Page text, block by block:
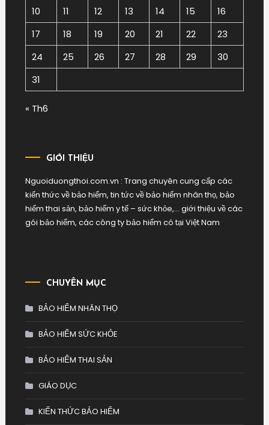
10
11 12 13 14 15
16
17
18 19 20 21 22
23
24
25 26 27 28 29
30
31
« Th6
GIỚI THIỆU
Nguoiduongthoi.com.vn : Trang chuyên cung cấp các
kiến thức về bảo hiểm, tin tức về bảo hiểm nhân thọ, bảo
hiểm thai sản, bảo hiểm y tế – sức khỏe,… giới thiệu về các
gói bảo hiểm, các công ty bảo hiểm có tại Việt Nam
CHUYÊN MỤC
BẢO HIỂM NHÂN THỌ
BẢO HIỂM SỨC KHỎE
BẢO HIỂM THAI SẢN
GIÁO DỤC
KIẾN THỨC BẢO HIỂM